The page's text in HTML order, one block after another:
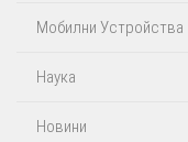
Мобилни Устройства
Наука
Новини